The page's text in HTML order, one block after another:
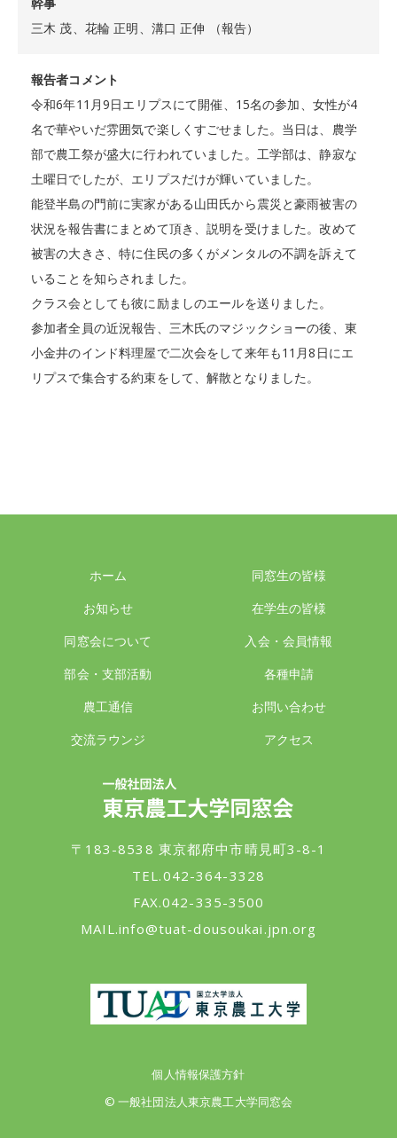
三木 茂、花輪 正明、溝口 正伸 （報告）
報告者コメント
令和6年11月9日エリプスにて開催、15名の参加、女性が4
名で華やいだ雰囲気で楽しくすごせました。当日は、農学
部で農工祭が盛大に行われていました。工学部は、静寂な
土曜日でしたが、エリプスだけが輝いていました。
能登半島の門前に実家がある山田氏から震災と豪雨被害の
状況を報告書にまとめて頂き、説明を受けました。改めて
被害の大きさ、特に住民の多くがメンタルの不調を訴えて
いることを知らされました。
クラス会としても彼に励ましのエールを送りました。
参加者全員の近況報告、三木氏のマジックショーの後、東
小金井のインド料理屋で二次会をして来年も11月8日にエ
リプスで集合する約束をして、解散となりました。
ホーム
お知らせ
同窓会について
部会・支部活動
農工通信
交流ラウンジ
同窓生の皆様
在学生の皆様
入会・会員情報
各種申請
お問い合わせ
アクセス
〒183-8538 東京都府中市晴見町3-8-1
TEL.042-364-3328
FAX.042-335-3500
MAIL.info@tuat-dousoukai.jpn.org
個人情報保護方針
© 一般社団法人東京農工大学同窓会